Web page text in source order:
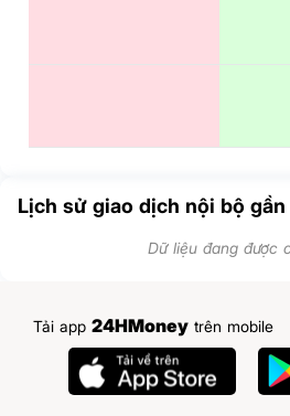
Lịch sử giao dịch nội bộ gần
Dữ liệu đang được
Tải app 24HMoney trên mobile